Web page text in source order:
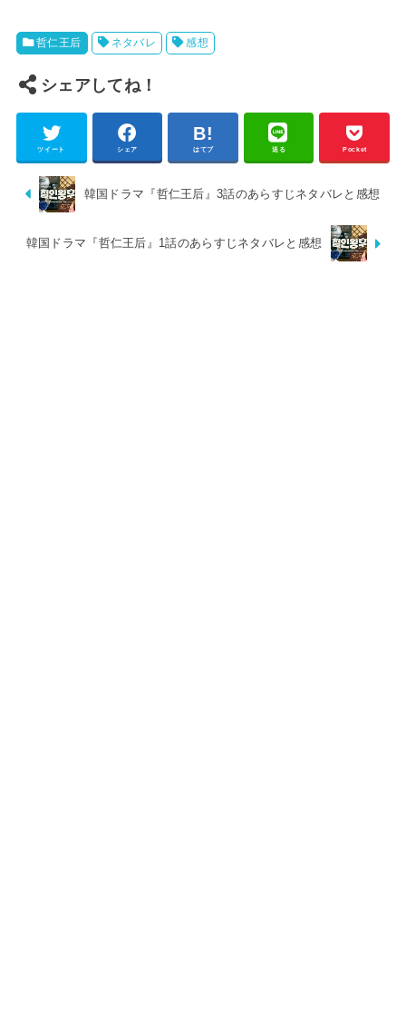
哲仁王后 ネタバレ 感想
シェアしてね！
ツイート シェア はてブ 送る Pocket
韓国ドラマ『哲仁王后』3話のあらすじネタバレと感想
韓国ドラマ『哲仁王后』1話のあらすじネタバレと感想